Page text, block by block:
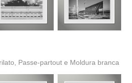
Passe-partout e Moldura branca